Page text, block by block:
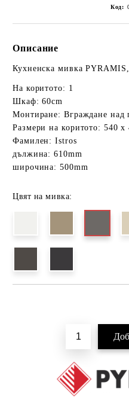
Код:
Описание
Кухненска мивка
На коритото: 1
Шкаф: 60cm
Монтиране: Вграждане над
Размери на коритото: 540 x
Фамилен: Istros
дължина: 610mm
широчина: 500mm
Цвят на мивка: